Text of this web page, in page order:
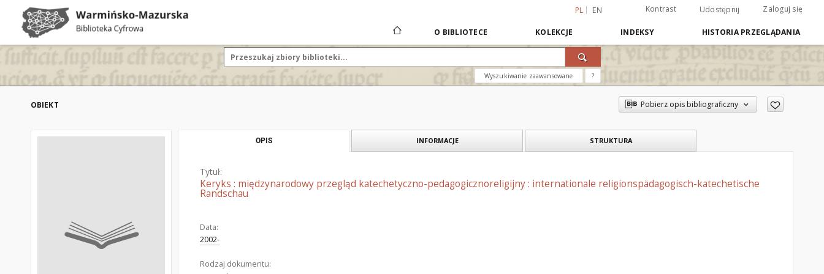
PL EN Kontrast Udostępnij Zaloguj się
O BIBLIOTECE KOLEKCJE INDEKSY HISTORIA PRZEGLĄDANIA
Wyszukiwanie zaawansowane ?
OBIEKT Pobierz opis bibliograficzny
OPIS INFORMACJE STRUKTURA
Tytuł:
Keryks : międzynarodowy przegląd katechetyczno-pedagogicznoreligijny : internationale religionspädagogisch-katechetische
Randschau
Data:
2002-
Rodzaj dokumentu: